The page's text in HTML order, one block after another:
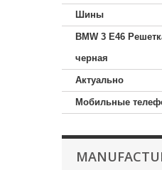
Шины
BMW 3 E46
черная
Актуально
Мобильные